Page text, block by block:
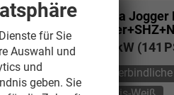
Dacia Jogger
104 kW (141
für Sie
Auswahl und
und
geben. Sie